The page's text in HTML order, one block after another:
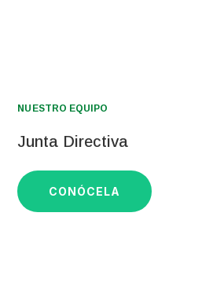
NUESTRO EQUIPO
Junta Directiva
CONÓCELA